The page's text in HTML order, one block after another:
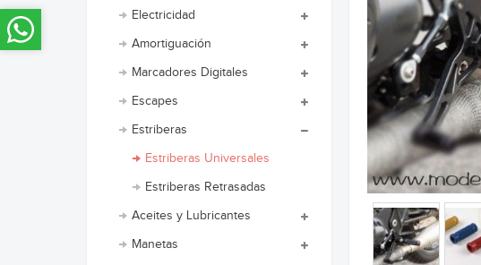
Electricidad
Amortiguación
Marcadores Digitales
Escapes
Estriberas
Estriberas Universales
Estriberas Retrasadas
Aceites y Lubricantes
Manetas